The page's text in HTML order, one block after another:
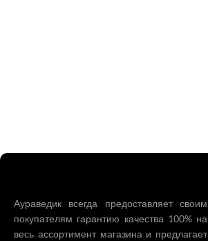
Аураведик всегда предоставляет своим
покупателям гарантию качества 100% на
весь ассортимент магазина и предлагает